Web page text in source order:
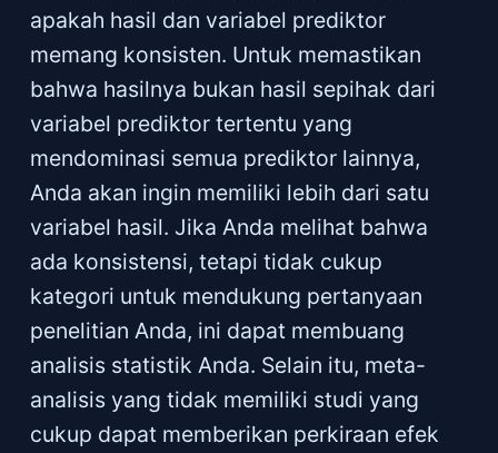
apakah hasil dan variabel prediktor
memang konsisten. Untuk memastikan
bahwa hasilnya bukan hasil sepihak dari
variabel prediktor tertentu yang
mendominasi semua prediktor lainnya,
Anda akan ingin memiliki lebih dari satu
variabel hasil. Jika Anda melihat bahwa
ada konsistensi, tetapi tidak cukup
kategori untuk mendukung pertanyaan
penelitian Anda, ini dapat membuang
analisis statistik Anda. Selain itu, meta-
analisis yang tidak memiliki studi yang
cukup dapat memberikan perkiraan efek